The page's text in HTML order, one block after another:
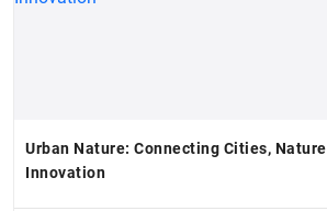
Urban Nature: Connecting Cities, Nature
Innovation